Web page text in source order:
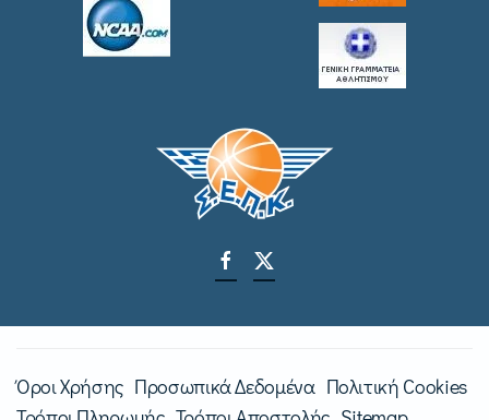
Όροι Χρήσης Προσωπικά Δεδομένα Πολιτική Cookies